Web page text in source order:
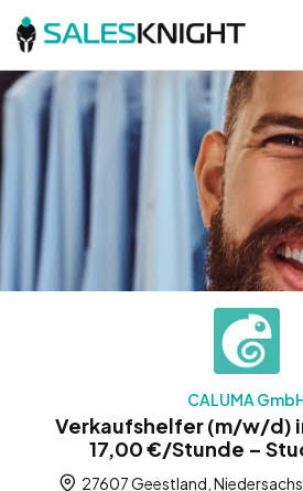
CALUMA
Verkaufshelfer (m/w/d)
17,00 €/Stunde –
27607 Geestland,